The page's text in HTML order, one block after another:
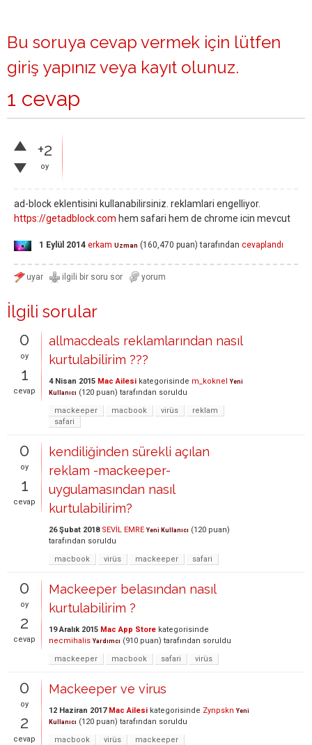
Bu soruya cevap vermek için lütfen
giriş yapınız veya kayıt olunuz.
1 cevap
+2
oy
ad-block eklentisini kullanabilirsiniz. reklamlari engelliyor.
https://getadblock.com hem safari hem de chrome icin mevcut
1 Eylül 2014 erkam Uzman (160,470 puan) tarafından cevaplandı
İlgili sorular
0
oy
1
cevap
allmacdeals reklamlarından nasıl
kurtulabilirim ???
4 Nisan 2015 Mac Ailesi kategorisinde m_koknel Yeni
Kullanıcı (120 puan) tarafından soruldu
mackeeper
macbook virüs
reklam
safari
0
oy
1
cevap
kendiliğinden sürekli açılan
reklam -mackeeper-
uygulamasından nasıl
kurtulabilirim?
26 Şubat 2018 SEVİL EMRE Yeni Kullanıcı (120 puan)
tarafından soruldu
macbook
virüs mackeeper safari
0
oy
2
cevap
Mackeeper belasından nasıl
kurtulabilirim ?
19 Aralık 2015 Mac App Store kategorisinde
necmihalis Yardımcı (910 puan) tarafından soruldu
mackeeper
macbook safari virüs
0
oy
2
cevap
Mackeeper ve virus
12 Haziran 2017 Mac Ailesi kategorisinde Zynpskn Yeni
Kullanıcı (120 puan) tarafından soruldu
macbook
virüs
mackeeper